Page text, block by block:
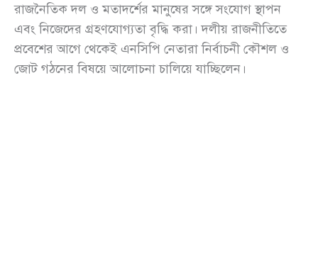
রাজনৈতিক দল ও মতাদর্শের মানুষের সঙ্গে সংযোগ স্থাপন
এবং নিজেদের গ্রহণযোগ্যতা বৃদ্ধি করা। দলীয় রাজনীতিতে
প্রবেশের আগে থেকেই এনসিপি নেতারা নির্বাচনী কৌশল ও
জোট গঠনের বিষয়ে আলোচনা চালিয়ে যাচ্ছিলেন।